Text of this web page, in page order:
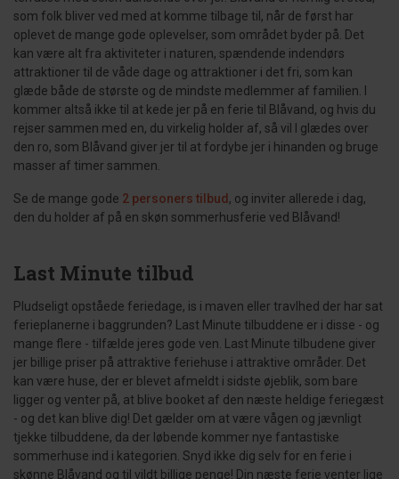
som folk bliver ved med at komme tilbage til, når de først har
oplevet de mange gode oplevelser, som området byder på. Det
kan være alt fra aktiviteter i naturen, spændende indendørs
attraktioner til de våde dage og attraktioner i det fri, som kan
glæde både de største og de mindste medlemmer af familien. I
kommer altså ikke til at kede jer på en ferie til Blåvand, og hvis du
rejser sammen med en, du virkelig holder af, så vil I glædes over
den ro, som Blåvand giver jer til at fordybe jer i hinanden og bruge
masser af timer sammen.
Se de mange gode 2 personers tilbud , og inviter allerede i dag,
den du holder af på en skøn sommerhusferie ved Blåvand!
Last Minute tilbud
Pludseligt opståede feriedage, is i maven eller travlhed der har sat
ferieplanerne i baggrunden? Last Minute tilbuddene er i disse - og
mange flere - tilfælde jeres gode ven. Last Minute tilbudene giver
jer billige priser på attraktive feriehuse i attraktive områder. Det
kan være huse, der er blevet afmeldt i sidste øjeblik, som bare
ligger og venter på, at blive booket af den næste heldige feriegæst
- og det kan blive dig! Det gælder om at være vågen og jævnligt
tjekke tilbuddene, da der løbende kommer nye fantastiske
sommerhuse ind i kategorien. Snyd ikke dig selv for en ferie i
skønne Blåvand og til vildt billige penge! Din næste ferie venter lige